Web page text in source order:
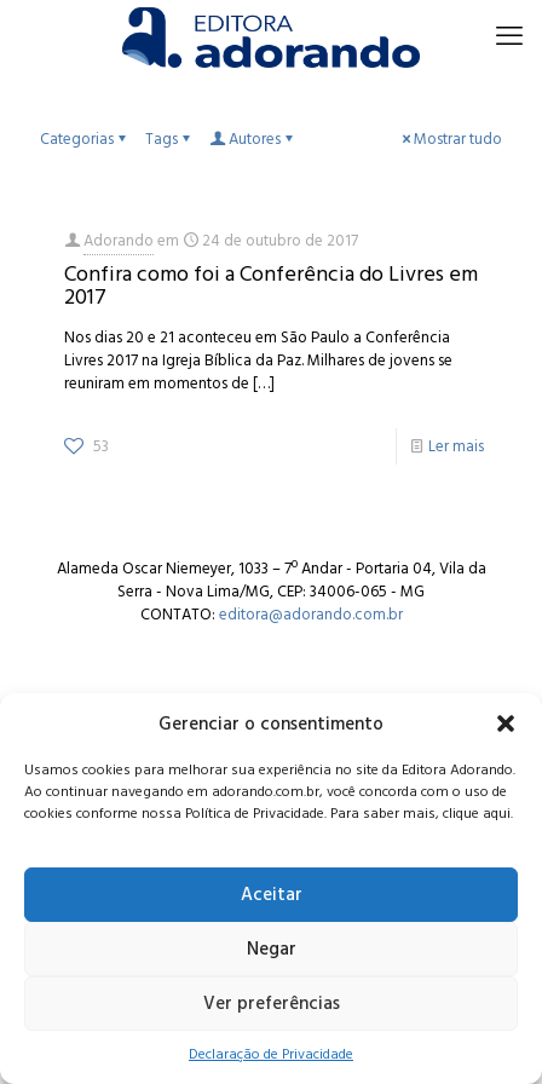
Gerenciar o consentimento
Usamos cookies para melhorar sua experiência no site da Editora Adorando.
Ao continuar navegando em adorando.com.br, você concorda com o uso de
cookies conforme nossa Política de Privacidade. Para saber mais, clique aqui.
Aceitar
Negar
Ver preferências
Declaração de Privacidade
Categorias Tags Autores Mostrar tudo
Adorandoem 24 de outubro de 2017
Confira como foi a Conferência do Livres em
2017
Nos dias 20 e 21 aconteceu em São Paulo a Conferência
Livres 2017 na Igreja Bíblica da Paz. Milhares de jovens se
reuniram em momentos de[…]
53 Ler mais
Alameda Oscar Niemeyer, 1033 – 7º Andar - Portaria 04, Vila da
Serra - Nova Lima/MG, CEP: 34006-065 - MG
CONTATO:editora@adorando.com.br
© Editora Adorando 2026. Todos os direitos reservados.
Consulte nossapolítica de privacidade.